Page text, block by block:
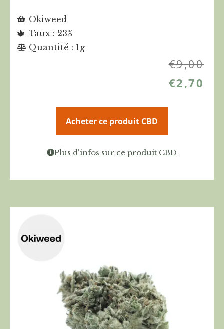
Okiweed
Taux : 23%
Quantité : 1g
€9,00
€2,70
Acheter ce produit CBD
Plus d'infos sur ce produit CBD